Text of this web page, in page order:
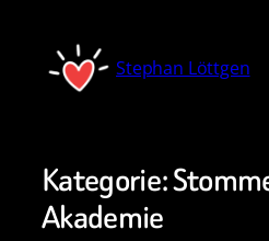
springen
Stephan Löttgen
Kategorie:
Akademie